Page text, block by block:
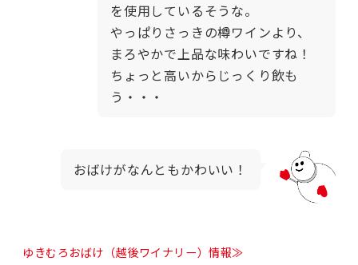
を使用しているそうな。
やっぱりさっきの樽ワインより、
まろやかで上品な味わいですね！
ちょっと高いからじっくり飲も
う・・・
おばけがなんともかわいい！
ゆきむろおばけ（越後ワイナリー）情報≫